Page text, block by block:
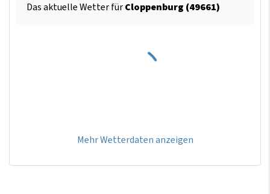
Das aktuelle Wetter fürCloppenburg (49661)
Mehr Wetterdaten anzeigen